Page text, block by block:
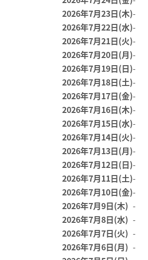
2026年7月23日(木)-
2026年7月22日(水)-
2026年7月21日(火)-
2026年7月20日(月)-
2026年7月19日(日)-
2026年7月18日(土)-
2026年7月17日(金)-
2026年7月16日(木)-
2026年7月15日(水)-
2026年7月14日(火)-
2026年7月13日(月)-
2026年7月12日(日)-
2026年7月11日(土)-
2026年7月10日(金)-
2026年7月9日(木) -
2026年7月8日(水) -
2026年7月7日(火) -
2026年7月6日(月) -